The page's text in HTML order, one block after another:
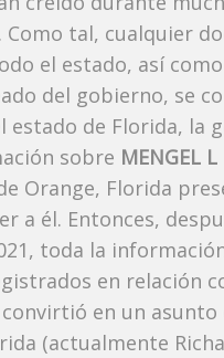
tal, cualquier
el estado, así
del gobierno, se
estado de Florida, la
sobre MENGEL L
Orange, Florida
a él. Entonces,
toda la
en relación
convirtió en un
(actualmente